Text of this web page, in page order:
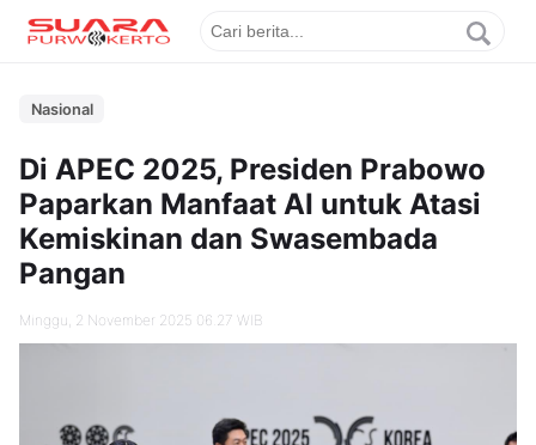
Nasional
Di APEC 2025, Presiden Prabowo
Paparkan Manfaat AI untuk Atasi
Kemiskinan dan Swasembada
Pangan
Minggu, 2 November 2025 06.27 WIB